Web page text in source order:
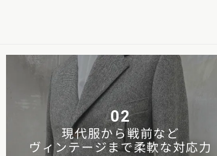
02
現代服から戦前など
ヴィンテージまで柔軟な対応力